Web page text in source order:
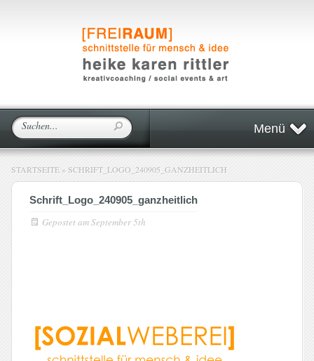
Menü
STARTSEITE » SCHRIFT_LOGO_240905_GANZHEITLICH
Schrift_Logo_240905_ganzheitlich
Gepostet amSeptember 5th